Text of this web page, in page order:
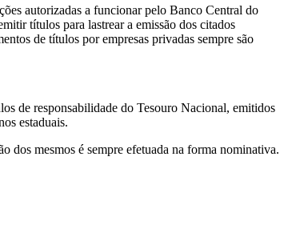
autorizadas a funcionar pelo Banco Central do
títulos para lastrear a emissão dos citados
de títulos por empresas privadas sempre são
de responsabilidade do Tesouro Nacional, emitidos
estaduais.
dos mesmos é sempre efetuada na forma nominativa.